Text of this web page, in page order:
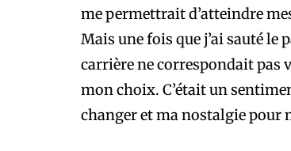
me permettrait d’atteindre
Mais une fois que j’ai sauté le
carrière ne correspondait pas
mon choix. C’était un
changer et ma nostalgie pour